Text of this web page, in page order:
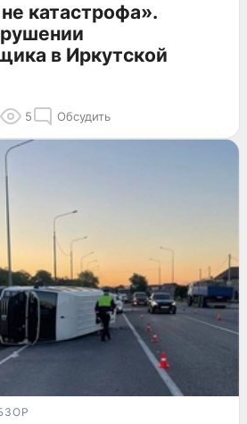
катастрофа».
в Иркутской
5 Обсудить